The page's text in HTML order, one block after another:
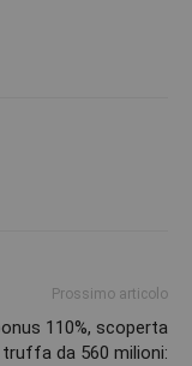
Prossimo articolo
110%, scoperta
da 560 milioni: